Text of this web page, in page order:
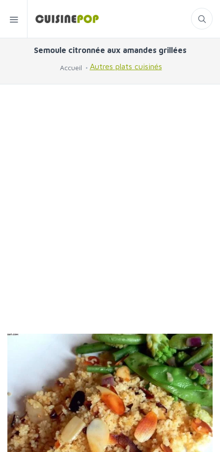
Semoule citronnée aux amandes grillées
Accueil Autres plats cuisinés